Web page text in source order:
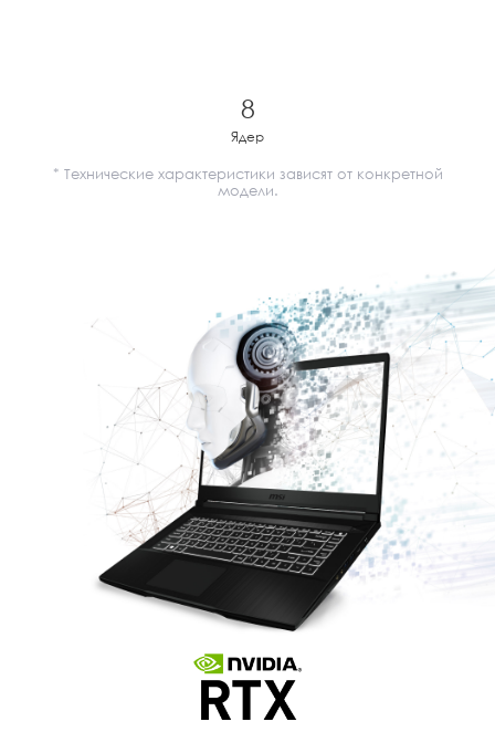
8
Ядер
* Технические характеристики зависят от конкретной
модели.